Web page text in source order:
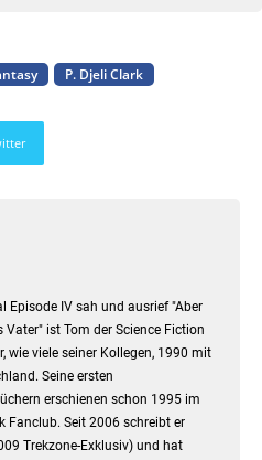
P. Djeli Clark
Episode IV sah und ausrief "Aber
ist Tom der Science Fiction
wie viele seiner Kollegen, 1990 mit
Seine ersten
erschienen schon 1995 im
Fanclub. Seit 2006 schreibt er
Trekzone-Exklusiv) und hat